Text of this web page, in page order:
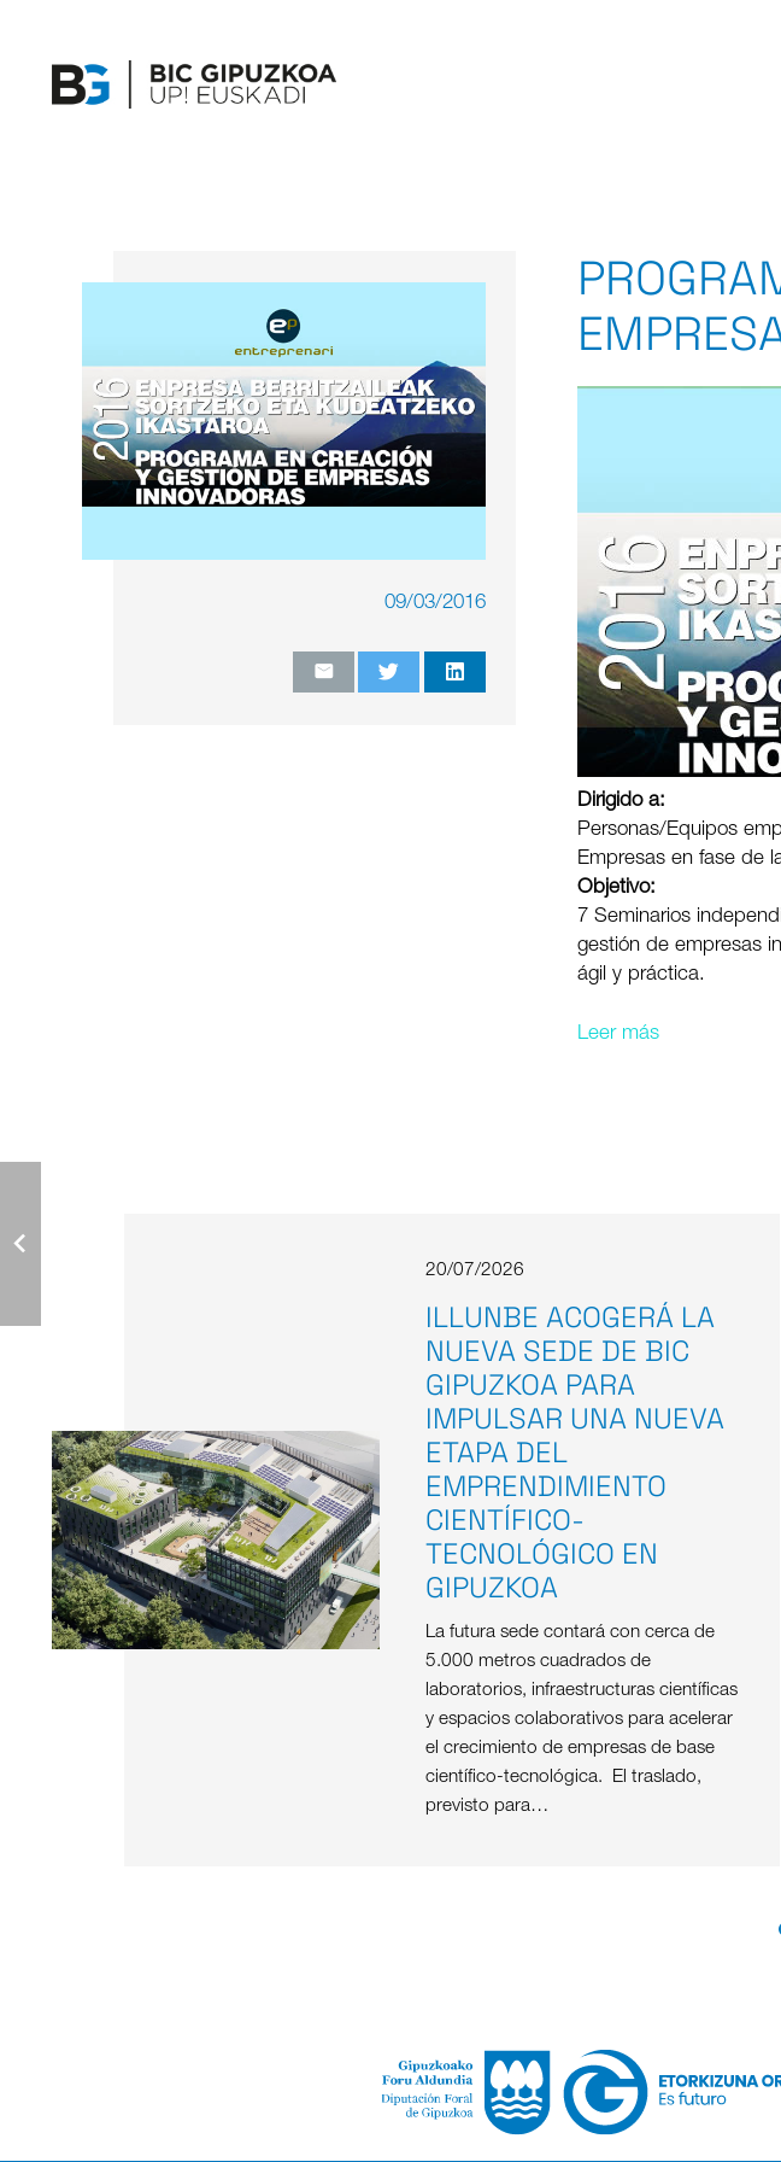
09/03/2016
Dirigido a:
Personas/Equipos
Empresas en fase de
Objetivo:
7 Seminarios
gestión de empresas
ágil y práctica.
Leer más
20/07/2026
ILLUNBE ACOGERÁ LA
NUEVA SEDE DE BIC
GIPUZKOA PARA
IMPULSAR UNA NUEVA
ETAPA DEL
EMPRENDIMIENTO
CIENTÍFICO-
TECNOLÓGICO EN
GIPUZKOA
La futura sede contará con cerca de
5.000 metros cuadrados de
laboratorios, infraestructuras científicas
y espacios colaborativos para acelerar
el crecimiento de empresas de base
científico-tecnológica. El traslado,
previsto para…